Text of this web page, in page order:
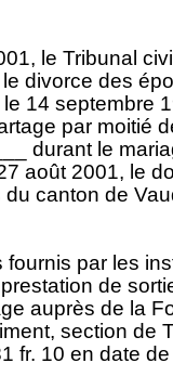
le Tribunal
divorce des
14 septembre
par moitié
durant le
août 2001, le
canton de
par les
de
auprès de la
section de
fr. 10 en date